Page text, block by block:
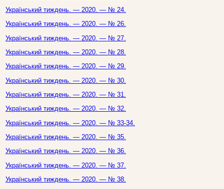
Український тиждень. — 2020. — № 24.
Український тиждень. — 2020. — № 26.
Український тиждень. — 2020. — № 27.
Український тиждень. — 2020. — № 28.
Український тиждень. — 2020. — № 29.
Український тиждень. — 2020. — № 30.
Український тиждень. — 2020. — № 31.
Український тиждень. — 2020. — № 32.
Український тиждень. — 2020. — № 33-34.
Український тиждень. — 2020. — № 35.
Український тиждень. — 2020. — № 36.
Український тиждень. — 2020. — № 37.
Український тиждень. — 2020. — № 38.